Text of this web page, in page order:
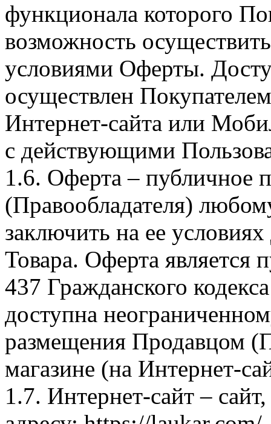
функционала которого
возможность
условиями Оферты.
осуществлен
Интернет-сайта или
с действующими
1.6. Оферта – публичное
(Правообладателя)
заключить на ее
Товара. Оферта является
437 Гражданского
доступна
размещения Продавцом
магазине (на Интернет-
1.7. Интернет-сайт –